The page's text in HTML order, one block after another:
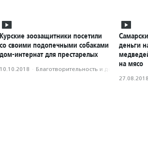
Курские зоозащитники посетили
со своими подопечными собаками
дом-интернат для престарелых
10.10.2018 · Благотвори­тель­ность и
деньги
на мясо
27.08.2018